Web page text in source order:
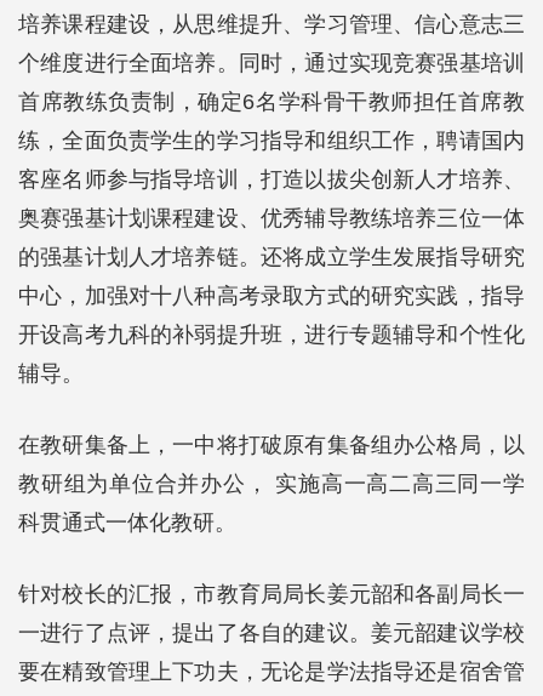
培养课程建设，从思维提升、学习管理、信心意志三
个维度进行全面培养。同时，通过实现竞赛强基培训
首席教练负责制，确定6名学科骨干教师担任首席教
练，全面负责学生的学习指导和组织工作，聘请国内
客座名师参与指导培训，打造以拔尖创新人才培养、
奥赛强基计划课程建设、优秀辅导教练培养三位一体
的强基计划人才培养链。还将成立学生发展指导研究
中心，加强对十八种高考录取方式的研究实践，指导
开设高考九科的补弱提升班，进行专题辅导和个性化
辅导。
在教研集备上，一中将打破原有集备组办公格局，以
教研组为单位合并办公， 实施高一高二高三同一学
科贯通式一体化教研。
针对校长的汇报，市教育局局长姜元韶和各副局长一
一进行了点评，提出了各自的建议。姜元韶建议学校
要在精致管理上下功夫，无论是学法指导还是宿舍管